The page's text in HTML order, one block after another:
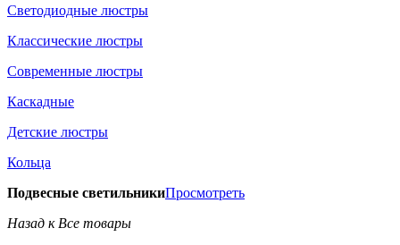
Светодиодные люстры
Классические люстры
Современные люстры
Каскадные
Детские люстры
Кольца
Подвесные светильникиПросмотреть
Назад к Все товары